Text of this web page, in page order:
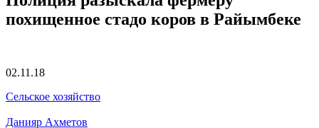
похищенное стадо коров в Райымбеке
02.11.18
Сельское хозяйство
Данияр Ахметов